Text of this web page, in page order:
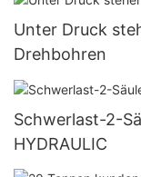
Unter Druck
Drehbohren
Schwerlast-2-
HYDRAULIC